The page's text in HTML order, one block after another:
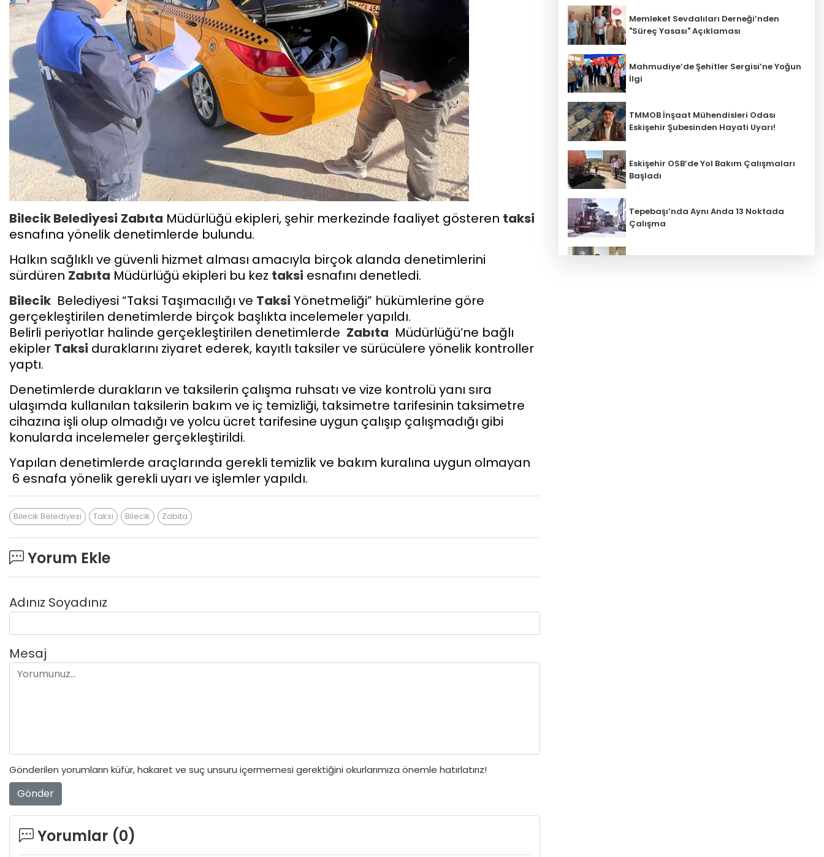
BilecikBelediyesi Zabıta Müdürlüğü ekipleri, şehir merkezinde faaliyet gösteren taksi
esnafına yönelik denetimlerde bulundu.
Halkın sağlıklı ve güvenli hizmet alması amacıyla birçok alanda denetimlerini
sürdüren Zabıta Müdürlüğü ekipleri bu kez taksi esnafını denetledi.
Bilecik Belediyesi “Taksi Taşımacılığı ve Taksi Yönetmeliği” hükümlerine göre
gerçekleştirilen denetimlerde birçok başlıkta incelemeler yapıldı.
Belirli periyotlar halinde gerçekleştirilen denetimlerde Zabıta Müdürlüğü’ne bağlı
ekipler Taksi duraklarını ziyaret ederek, kayıtlı taksiler ve sürücülere yönelik kontroller
yaptı.
Denetimlerde durakların ve taksilerin çalışma ruhsatı ve vize kontrolü yanı sıra
ulaşımda kullanılan taksilerin bakım ve iç temizliği, taksimetre tarifesinin taksimetre
cihazına işli olup olmadığı ve yolcu ücret tarifesine uygun çalışıp çalışmadığı gibi
konularda incelemeler gerçekleştirildi.
Yapılan denetimlerde araçlarında gerekli temizlik ve bakım kuralına uygun olmayan
6 esnafa yönelik gerekli uyarı ve işlemler yapıldı.
Bilecik Belediyesi Taksi Bilecik Zabıta
Yorum Ekle
Adınız Soyadınız
Mesaj
Gönderilen yorumların küfür, hakaret ve suç unsuru içermemesi gerektiğini okurlarımıza önemle hatırlatırız!
Gönder
Yorumlar (0)
Memleket Sevdalıları Derneği’nden
"Süreç Yasası" Açıklaması
Mahmudiye’de Şehitler Sergisi’ne Yoğun
İlgi
TMMOB İnşaat Mühendisleri Odası
Eskişehir Şubesinden Hayati Uyarı!
Eskişehir OSB’de Yol Bakım Çalışmaları
Başladı
Tepebaşı’nda Aynı Anda 13 Noktada
Çalışma